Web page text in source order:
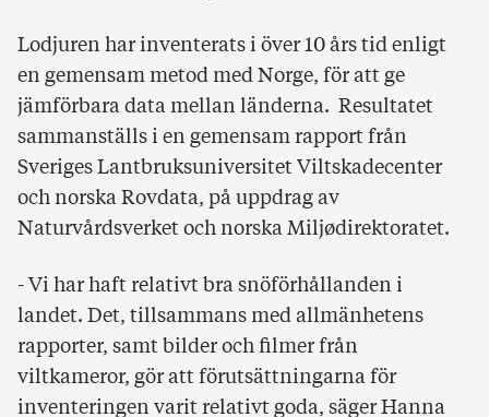
Lodjuren har inventerats i över 10 års tid enligt
en gemensam metod med Norge, för att ge
jämförbara data mellan länderna. Resultatet
sammanställs i en gemensam rapport från
Sveriges Lantbruksuniversitet Viltskadecenter
och norska Rovdata, på uppdrag av
Naturvårdsverket och norska Miljødirektoratet.
- Vi har haft relativt bra snöförhållanden i
landet. Det, tillsammans med allmänhetens
rapporter, samt bilder och filmer från
viltkameror, gör att förutsättningarna för
inventeringen varit relativt goda, säger Hanna